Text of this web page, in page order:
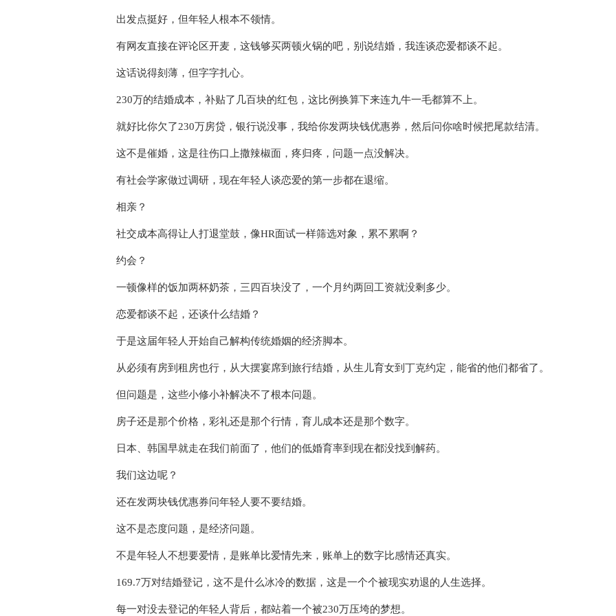
出发点挺好，但年轻人根本不领情。
有网友直接在评论区开麦，这钱够买两顿火锅的吧，别说结婚，我连谈恋爱都谈不起。
这话说得刻薄，但字字扎心。
230万的结婚成本，补贴了几百块的红包，这比例换算下来连九牛一毛都算不上。
就好比你欠了230万房贷，银行说没事，我给你发两块钱优惠券，然后问你啥时候把尾款结清。
这不是催婚，这是往伤口上撒辣椒面，疼归疼，问题一点没解决。
有社会学家做过调研，现在年轻人谈恋爱的第一步都在退缩。
相亲？
社交成本高得让人打退堂鼓，像HR面试一样筛选对象，累不累啊？
约会？
一顿像样的饭加两杯奶茶，三四百块没了，一个月约两回工资就没剩多少。
恋爱都谈不起，还谈什么结婚？
于是这届年轻人开始自己解构传统婚姻的经济脚本。
从必须有房到租房也行，从大摆宴席到旅行结婚，从生儿育女到丁克约定，能省的他们都省了。
但问题是，这些小修小补解决不了根本问题。
房子还是那个价格，彩礼还是那个行情，育儿成本还是那个数字。
日本、韩国早就走在我们前面了，他们的低婚育率到现在都没找到解药。
我们这边呢？
还在发两块钱优惠券问年轻人要不要结婚。
这不是态度问题，是经济问题。
不是年轻人不想要爱情，是账单比爱情先来，账单上的数字比感情还真实。
169.7万对结婚登记，这不是什么冰冷的数据，这是一个个被现实劝退的人生选择。
每一对没去登记的年轻人背后，都站着一个被230万压垮的梦想。